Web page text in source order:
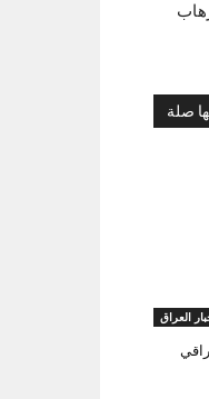
صلة
العراق